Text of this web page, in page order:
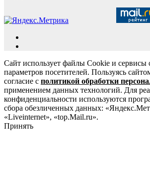
Сайт использует файлы Cookie и сервисы
параметров посетителей. Пользуясь
согласие с политикой обработки
применением данных технологий. Для
конфиденциальности используются
сбора обезличенных данных:
«Liveinternet», «top.Mail.ru».
Принять